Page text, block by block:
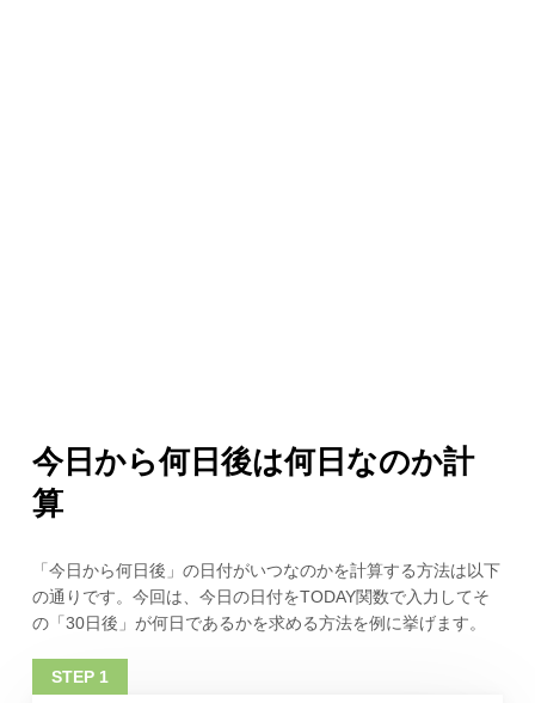
今日から何日後は何日なのか計
算
「今日から何日後」の日付がいつなのかを計算する方法は以下
の通りです。今回は、今日の日付をTODAY関数で入力してそ
の「30日後」が何日であるかを求める方法を例に挙げます。